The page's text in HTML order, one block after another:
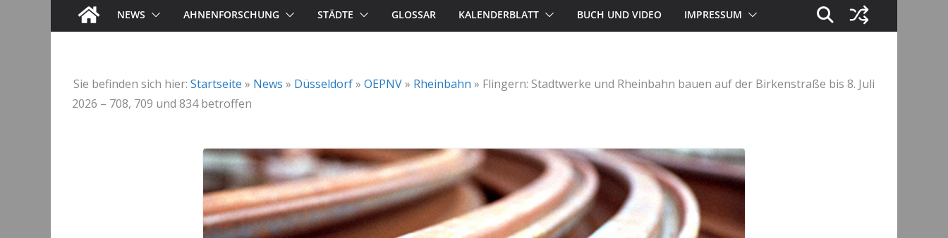
NEWS AHNENFORSCHUNG STÄDTE GLOSSAR KALENDERBLATT BUCH UND VIDEO IMPRESSUM
Sie befinden sich hier: Startseite » News » Düsseldorf» OEPNV» Rheinbahn » Flingern: Stadtwerke und Rheinbahn bauen auf der Birkenstraße bis 8. Juli
2026 – 708, 709 und 834 betroffen